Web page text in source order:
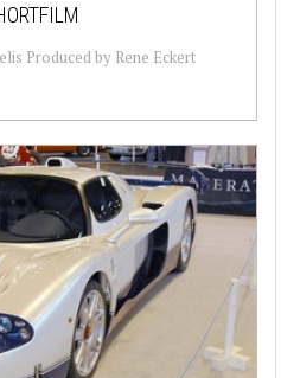
Produced by Rene Eckert